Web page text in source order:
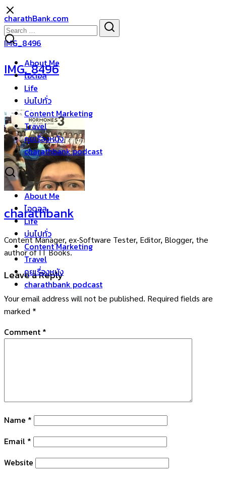
Skip
to
content
charathBank.com
About Me
ไอดอล
Life
บ่นไปทั่ว
Content Marketing
Travel
คุยเรื่องหนัง
charathbank podcast
About Me
ไอดอล
Life
บ่นไปทั่ว
Content Marketing
Travel
คุยเรื่องหนัง
charathbank podcast
Search
for:
IMG_8496
IMG_8496
charathbank
Content Manager, ex-Software Tester, Editor, Blogger, the
author of IT Books.
Leave a Reply
Your email address will not be published. Required fields are
marked *
Comment *
Name *
Email *
Website